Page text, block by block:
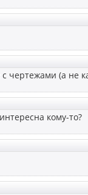
чертежами (а не
кому-то?